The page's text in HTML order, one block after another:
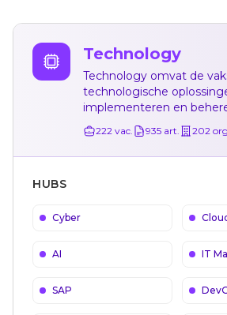
Technology
Technology omvat de
technologische
implementeren en
222 vac. 935 art. 202
HUBS
Cyber
AI IT
SAP